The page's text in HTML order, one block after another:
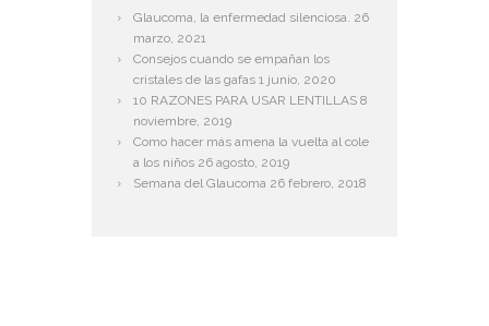
Glaucoma, la enfermedad silenciosa. 26
marzo, 2021
Consejos cuando se empañan los
cristales de las gafas 1 junio, 2020
10 RAZONES PARA USAR LENTILLAS 8
noviembre, 2019
Como hacer más amena la vuelta al cole
a los niños 26 agosto, 2019
Semana del Glaucoma 26 febrero, 2018